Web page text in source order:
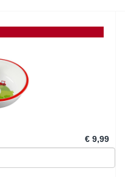
€ 9,99